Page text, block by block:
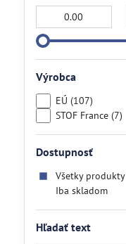
Výrobca
EÚ (107)
STOF France (7)
Dostupnosť
Všetky produkty
Iba skladom
Hľadať text